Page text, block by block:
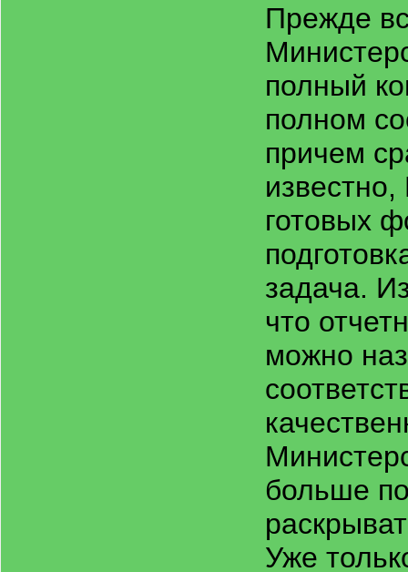
Прежде
полный
полном
причем
готовых
задача.
что
можно
больше
Уже